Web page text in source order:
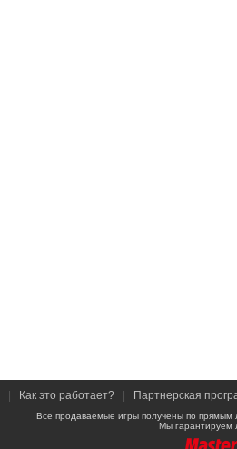
Как это работает? Партнерская
Все продаваемые игры получены по
Мы гарантируем